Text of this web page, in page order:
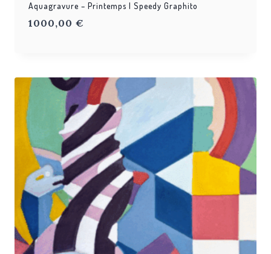
Aquagravure – Printemps | Speedy Graphito
1000,00 €